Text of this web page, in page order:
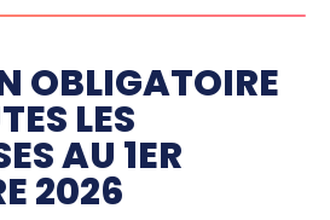
OBLIGATOIRE
LES
AU 1ER
2026